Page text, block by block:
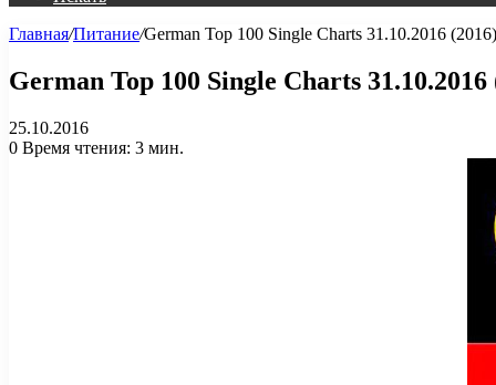
Главная/Питание/German Top 100 Single Charts 31.10.2016 (2016)
German Top 100 Single Charts 31.10.2016
25.10.2016
0 Время чтения: 3 мин.